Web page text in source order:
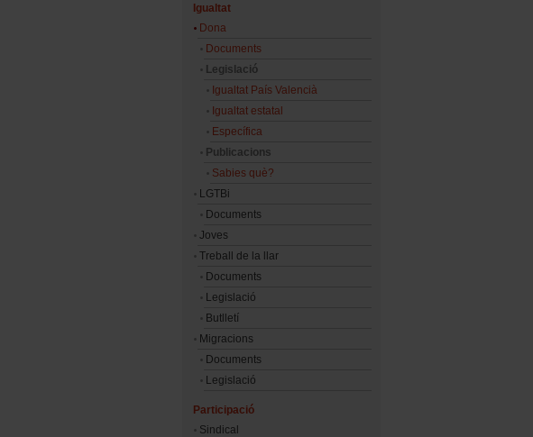
Igualtat
Dona
Documents
Legislació
Igualtat País Valencià
Igualtat estatal
Específica
Publicacions
Sabies què?
LGTBi
Documents
Joves
Treball de la llar
Documents
Legislació
Butlletí
Migracions
Documents
Legislació
Participació
Sindical